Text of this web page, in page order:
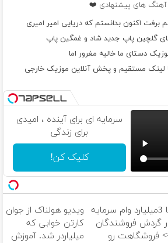
های پیشنهادی ❤️
برفت اکنون بدانستم که دریایی امیر امیری
گلچین پاپ جدید شاد و غمگین پاپ
دستای ما خالیه مغرور اما
لینک مستقیم و پخش آنلاین موزیک خارجی
سرمایه ای برای آینده ، امیدی
برای زندگی
کلیک کن!
تا 3میلیارد وام سرمایه
گردش فروشندگان
فروشگاهت رو
ویدیو هولناک از جوان
کارتن خوابی که
میلیاردر شد. آموزش